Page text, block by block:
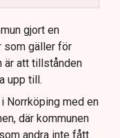
för
för
gjort en
som gäller för
är att tillstånden
upp till.
Norrköping med en
där kommunen
andra inte fått